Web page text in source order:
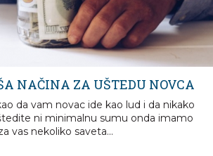
OTVORIO KONKURS ZA
ODELJENJE: AKO
AUTOMATSKI OTPADAŠ